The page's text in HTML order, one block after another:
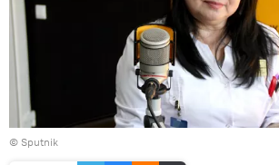
© Sputnik